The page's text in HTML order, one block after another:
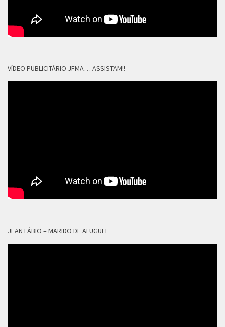
VÍDEO PUBLICITÁRIO JFMA… ASSISTAM!!
JEAN FÁBIO – MARIDO DE ALUGUEL